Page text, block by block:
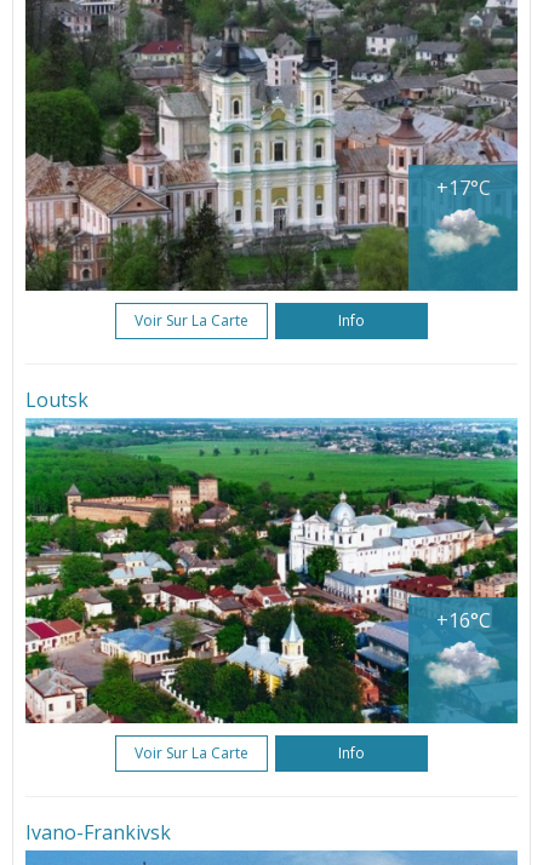
+17°C
Voir Sur La Carte Info
Loutsk
+16°C
Voir Sur La Carte Info
Ivano-Frankivsk